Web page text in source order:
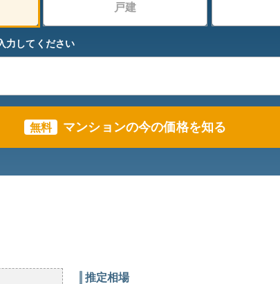
戸建
力してください
無料 マンションの今の価格を知る
推定相場